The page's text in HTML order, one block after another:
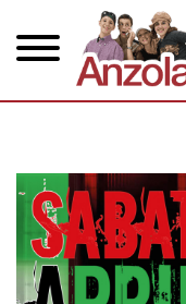
contenuto
principale
principale